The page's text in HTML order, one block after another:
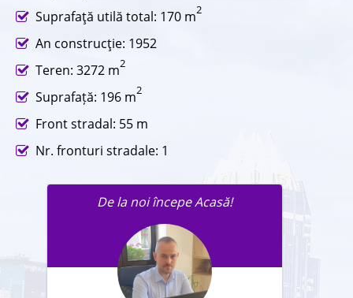
Suprafaţă utilă total: 170 m2
An construcţie: 1952
Teren: 3272 m2
Suprafață: 196 m2
Front stradal: 55 m
Nr. fronturi stradale: 1
De la noi începe Acasă!
Trimite un mesaj agentului în
legatură cu această proprietate.